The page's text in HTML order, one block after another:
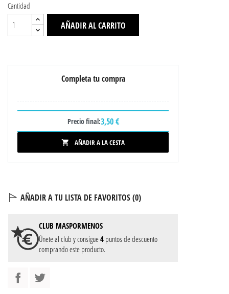
Cantidad
AÑADIR AL CARRITO
Completa tu compra
Precio final:3,50 €
 AÑADIR A LA CESTA
AÑADIR A TU LISTA DE FAVORITOS (0)
CLUB MASPORMENOS
Únete al club y consigue4 puntos de descuento
comprando este producto.